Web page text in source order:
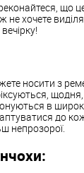
що
не хочете
носити з
в
до
непрозорої.